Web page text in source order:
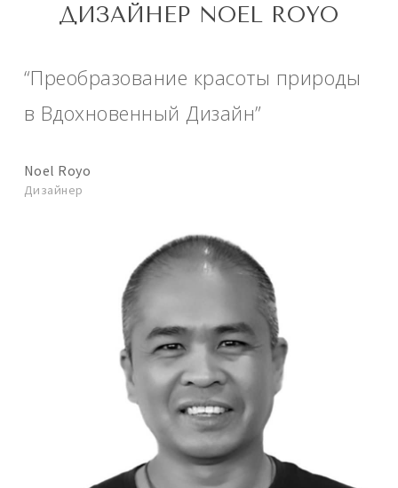
ДИЗАЙНЕР NOEL ROYO
“Преобразование красоты природы
в Вдохновенный Дизайн”
Noel Royo
Дизайнер